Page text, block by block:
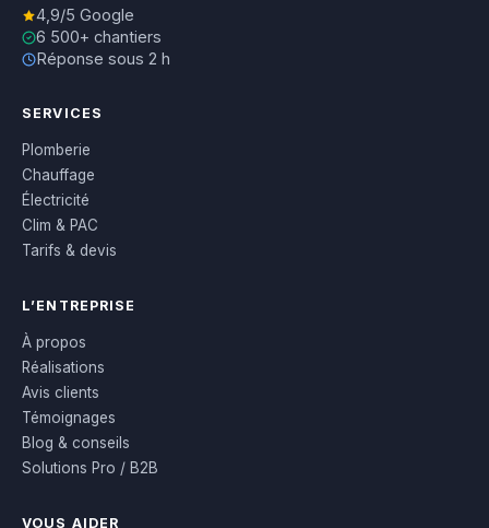
4,9/5 Google
6 500+ chantiers
Réponse sous 2 h
SERVICES
Plomberie
Chauffage
Électricité
Clim & PAC
Tarifs & devis
L’ENTREPRISE
À propos
Réalisations
Avis clients
Témoignages
Blog & conseils
Solutions Pro / B2B
VOUS AIDER